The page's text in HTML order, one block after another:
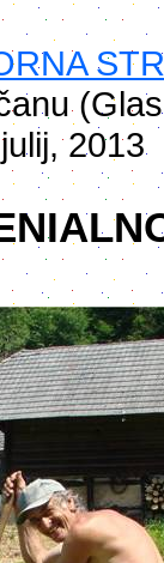
julij, 2013